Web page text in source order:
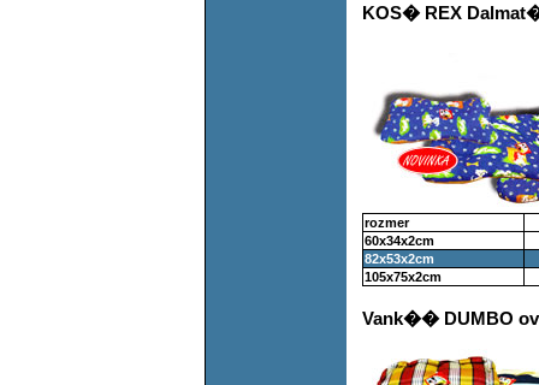
KOS� REX
rozmer
60x34x2cm
82x53x2cm
105x75x2cm
Vank�� DUMBO